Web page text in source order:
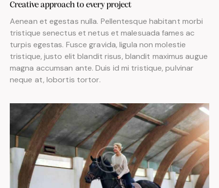
Creative approach to every project
Aenean et egestas nulla. Pellentesque habitant morbi
tristique senectus et netus et malesuada fames ac
turpis egestas. Fusce gravida, ligula non molestie
tristique, justo elit blandit risus, blandit maximus augue
magna accumsan ante. Duis id mi tristique, pulvinar
neque at, lobortis tortor.